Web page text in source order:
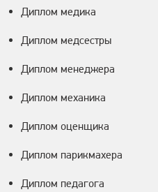
Диплом медика
Диплом медсестры
Диплом менеджера
Диплом механика
Диплом оценщика
Диплом парикмахера
Диплом педагога